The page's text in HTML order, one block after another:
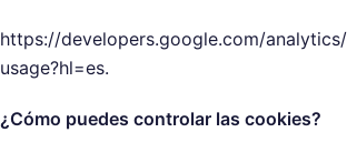
https://developers.google.com/
usage?hl=es.
¿Cómo puedes controlar las cookies?